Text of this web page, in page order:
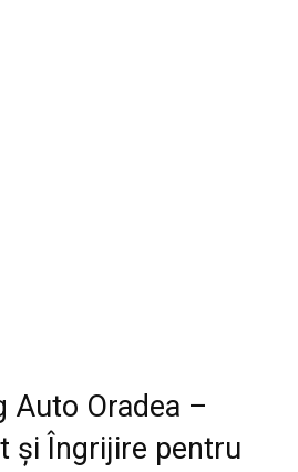
Auto Oradea –
și Îngrijire pentru